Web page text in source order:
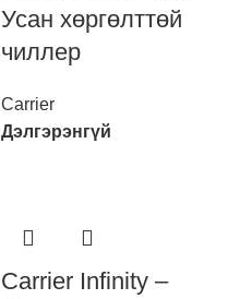
Усан хөргөлттөй
чиллер
Carrier
Дэлгэрэнгүй
Carrier Infinity –